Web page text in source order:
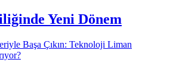
Yeni Dönem